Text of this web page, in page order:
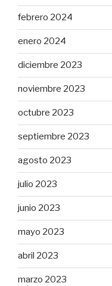
febrero 2024
enero 2024
diciembre 2023
noviembre 2023
octubre 2023
septiembre 2023
agosto 2023
julio 2023
junio 2023
mayo 2023
abril 2023
marzo 2023